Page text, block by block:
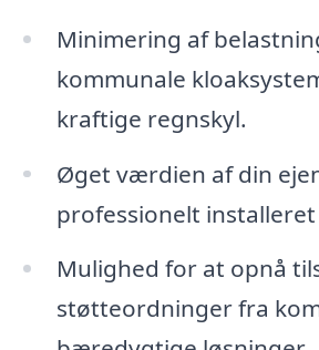
Minimering af
kommunale
kraftige regnskyl.
Øget værdien af din
professionelt installeret
Mulighed for at opnå
støtteordninger fra